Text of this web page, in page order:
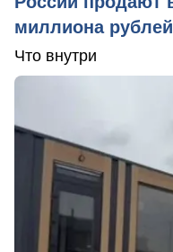
миллиона рублей
Что внутри